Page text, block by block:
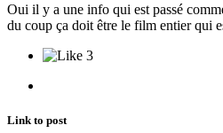
Oui il y a une info qui est passé
du coup ça doit être le film entier qui
3
Link to post